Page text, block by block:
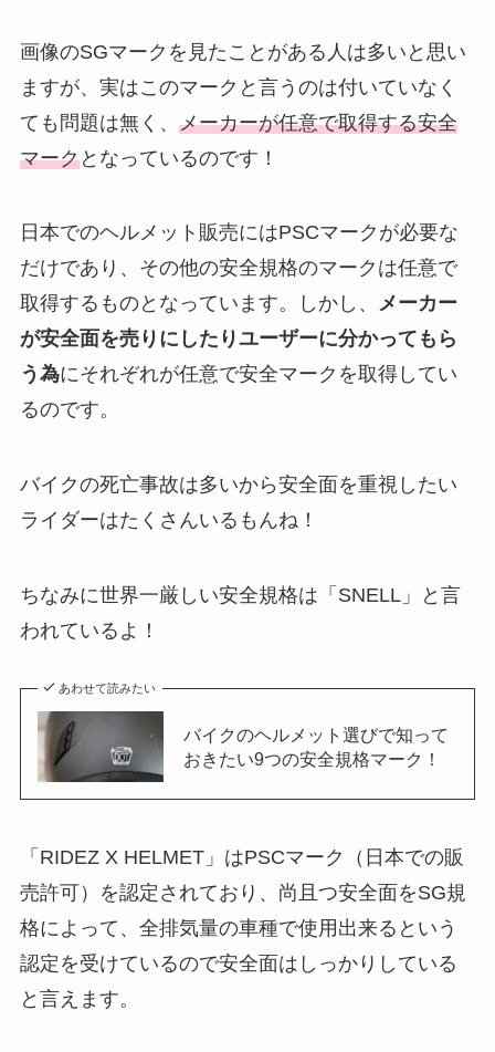
画像のSGマークを見たことがある人は多いと思い
ますが、実はこのマークと言うのは付いていなく
ても問題は無く、 メーカーが任意で取得する安全
マークとなっているのです！
日本でのヘルメット販売にはPSCマークが必要な
だけであり、その他の安全規格のマークは任意で
取得するものとなっています。しかし、 メーカー
が安全面を売りにしたりユーザーに分かってもら
う為にそれぞれが任意で安全マークを取得してい
るのです。
バイクの死亡事故は多いから安全面を重視したい
ライダーはたくさんいるもんね！
ちなみに世界一厳しい安全規格は「SNELL」と言
われているよ！
あわせて読みたい
バイクのヘルメット選びで知って
おきたい9つの安全規格マーク！
「RIDEZ X HELMET」はPSCマーク（日本での販
売許可）を認定されており、尚且つ安全面をSG規
格によって、全排気量の車種で使用出来るという
認定を受けているので安全面はしっかりしている
と言えます。